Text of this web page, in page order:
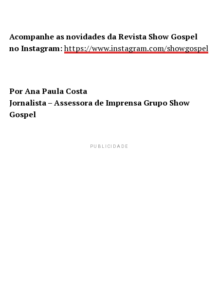
Acompanhe as novidades da Revista Show Gospel
no Instagram:https://www.instagram.com/showgospel
Por Ana Paula Costa
Jornalista – Assessora de Imprensa Grupo Show
Gospel
PUBLICIDADE